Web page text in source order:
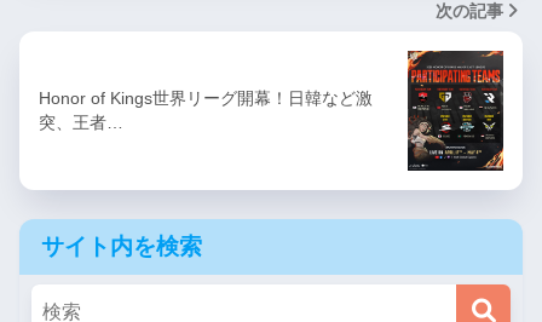
次の記事
Honor of Kings世界リーグ開幕！日韓など激
突、王者…
サイト内を検索